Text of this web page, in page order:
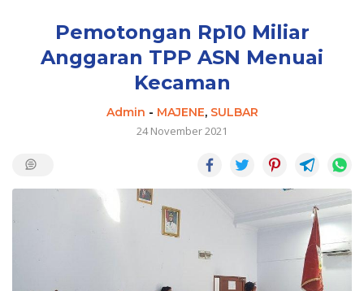
Pemotongan Rp10 Miliar
Anggaran TPP ASN Menuai
Kecaman
Admin - MAJENE, SULBAR
24 November 2021